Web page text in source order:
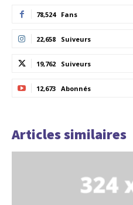
78,524 Fans
22,658 Suiveurs
19,762 Suiveurs
12,673 Abonnés
Articles similaires